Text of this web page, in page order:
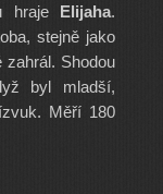
hraje Elijaha.
stejně jako
zahrál. Shodou
byl mladší,
Měří 180